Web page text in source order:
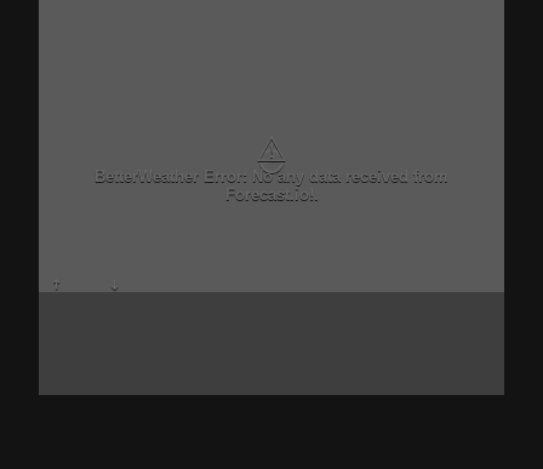
⚠
BetterWeather Error: No any data received from
Forecast.io!.